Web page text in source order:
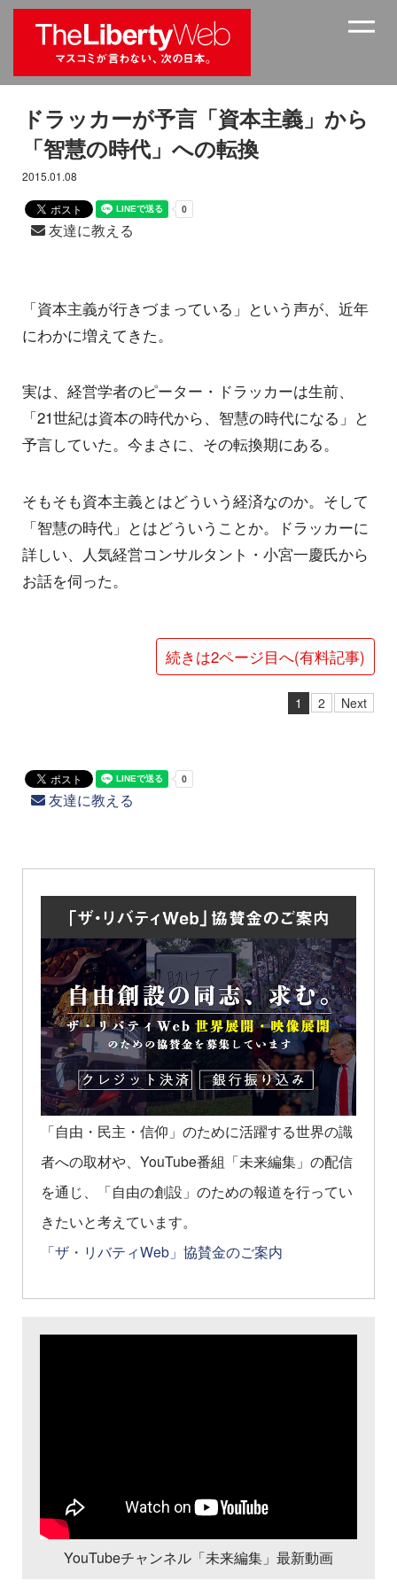
ドラッカーが予言「資本主義」から
「智慧の時代」への転換
2015.01.08
友達に教える
「資本主義が行きづまっている」という声が、近年
にわかに増えてきた。
実は、経営学者のピーター・ドラッカーは生前、
「21世紀は資本の時代から、智慧の時代になる」と
予言していた。今まさに、その転換期にある。
そもそも資本主義とはどういう経済なのか。そして
「智慧の時代」とはどういうことか。ドラッカーに
詳しい、人気経営コンサルタント・小宮一慶氏から
お話を伺った。
続きは2ページ目へ(有料記事)
1 2 Next
友達に教える
「自由・民主・信仰」のために活躍する世界の識
者への取材や、YouTube番組「未来編集」の配信
を通じ、「自由の創設」のための報道を行ってい
きたいと考えています。
「ザ・リバティWeb」協賛金のご案内
YouTubeチャンネル「未来編集」最新動画